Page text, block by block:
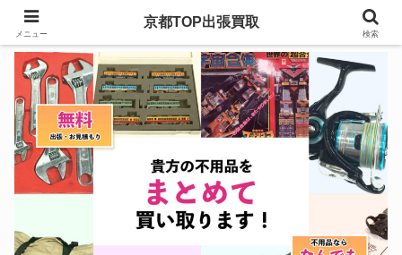
メニュー
京都TOP出張買取
検索